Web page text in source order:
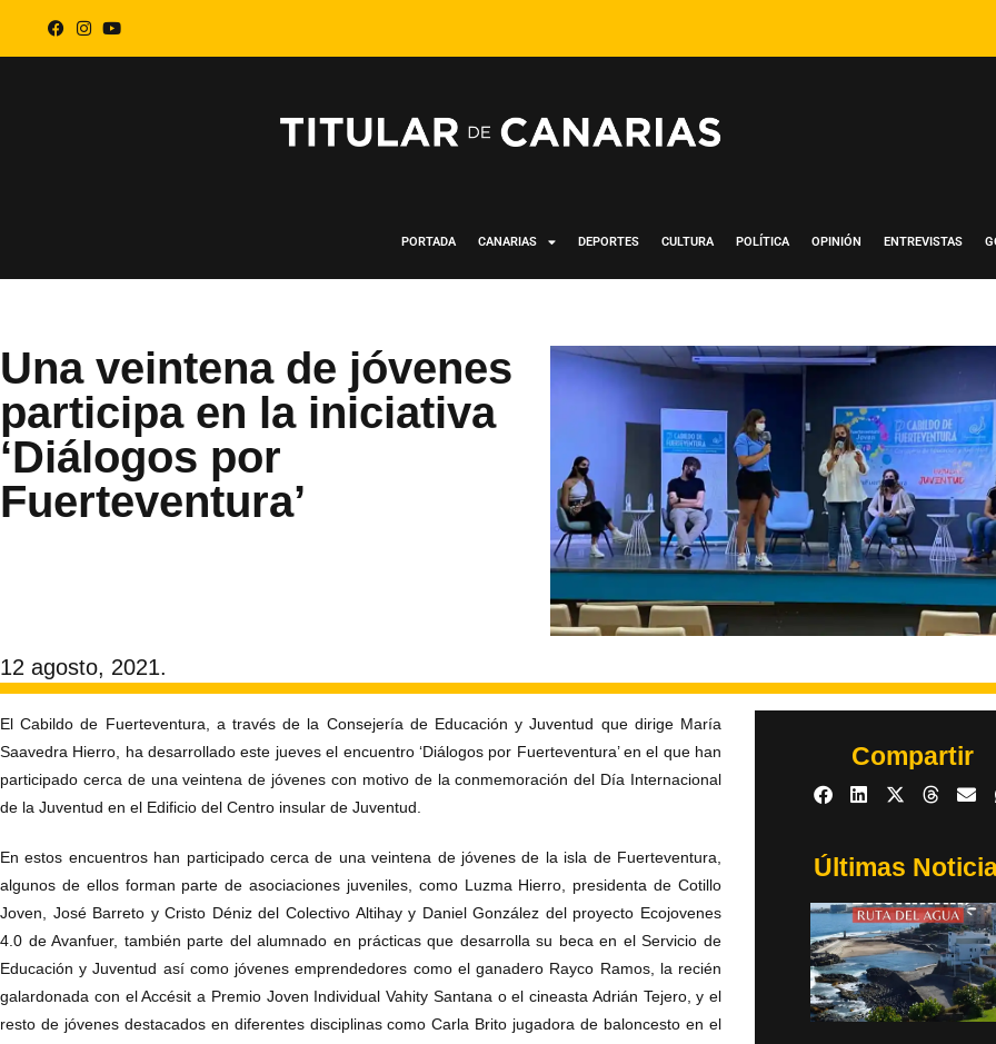
PORTADA CANARIAS DEPORTES CULTURA POLÍTICA OPINIÓN ENTREVISTAS
Una veintena de jóvenes
participa en la iniciativa
‘Diálogos por
Fuerteventura’
12 agosto, 2021.
El Cabildo de Fuerteventura, a través de la Consejería de Educación y Juventud que dirige María
Saavedra Hierro, ha desarrollado este jueves el encuentro ‘Diálogos por Fuerteventura’ en el que han
participado cerca de una veintena de jóvenes con motivo de la conmemoración del Día Internacional
de la Juventud en el Edificio del Centro insular de Juventud.
En estos encuentros han participado cerca de una veintena de jóvenes de la isla de Fuerteventura,
algunos de ellos forman parte de asociaciones juveniles, como Luzma Hierro, presidenta de Cotillo
Joven, José Barreto y Cristo Déniz del Colectivo Altihay y Daniel González del proyecto Ecojovenes
4.0 de Avanfuer, también parte del alumnado en prácticas que desarrolla su beca en el Servicio de
Educación y Juventud así como jóvenes emprendedores como el ganadero Rayco Ramos, la recién
galardonada con el Accésit a Premio Joven Individual Vahity Santana o el cineasta Adrián Tejero, y el
resto de jóvenes destacados en diferentes disciplinas como Carla Brito jugadora de baloncesto en el
Compartir
Últimas